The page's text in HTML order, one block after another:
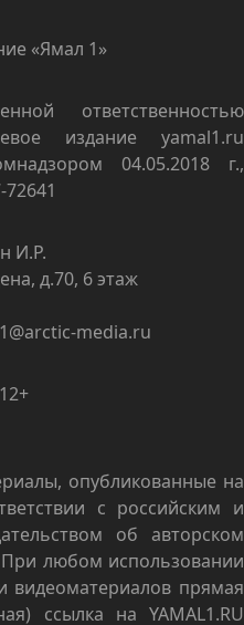
«Ямал 1»
ответственностью
издание yamal1.ru
04.05.2018 г.,
И.Р.
д.70, 6 этаж
media.ru
опубликованные на
с российским и
об авторском
любом использовании
видеоматериалов прямая
ссылка на YAMAL1.RU